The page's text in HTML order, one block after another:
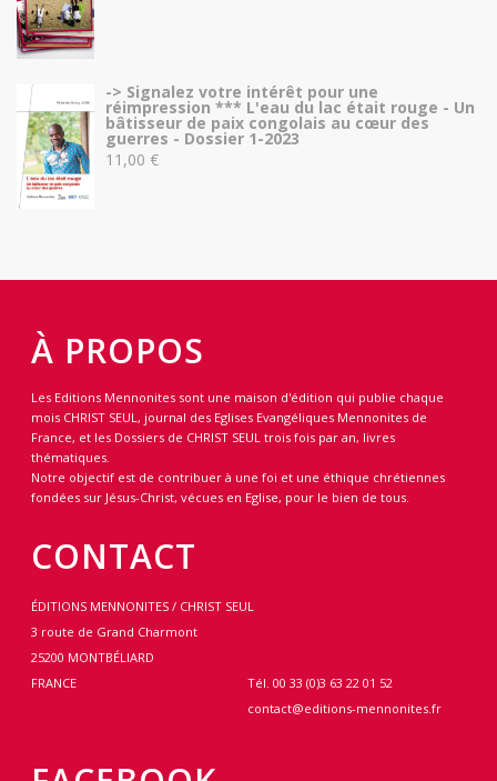
-> Signalez votre intérêt pour une
réimpression *** L'eau du lac était rouge - Un
bâtisseur de paix congolais au cœur des
guerres - Dossier 1-2023
11,00 €
À PROPOS
Les Editions Mennonites sont une maison d'édition qui publie chaque
mois CHRIST SEUL, journal des Eglises Evangéliques Mennonites de
France, et les Dossiers de CHRIST SEUL trois fois par an, livres
thématiques.
Notre objectif est de contribuer à une foi et une éthique chrétiennes
fondées sur Jésus-Christ, vécues en Eglise, pour le bien de tous.
CONTACT
ÉDITIONS MENNONITES / CHRIST SEUL
3 route de Grand Charmont
25200 MONTBÉLIARD
FRANCE
Tél. 00 33 (0)3 63 22 01 52
contact@editions-mennonites.fr